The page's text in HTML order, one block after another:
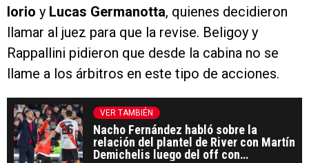
Iorio y Lucas Germanotta, quienes decidieron
llamar al juez para que la revise. Beligoy y
Rappallini pidieron que desde la cabina no se
llame a los árbitros en este tipo de acciones.
VER TAMBIÉN
Nacho Fernández habló sobre la
relación del plantel de River con Martín
Demichelis luego del off con